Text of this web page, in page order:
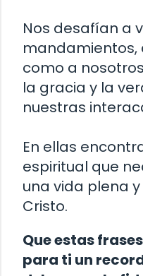
Nos desafían a
mandamientos,
como a
la gracia y la
nuestras
En ellas
espiritual que
una vida plena
Cristo.
Que estas
para ti un